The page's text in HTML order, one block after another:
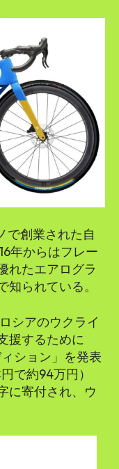
で創業された自
年からはフレー
れたエアログラ
られている。
シアのウクライ
援するために
ション」を発表
で約94万円）
に寄付され、ウ